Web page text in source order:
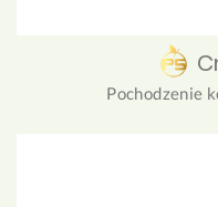
Pochodzenie